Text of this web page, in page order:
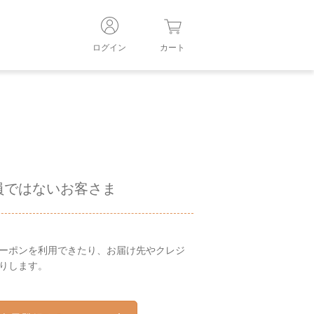
ログイン カート
ではないお客さま
ポンを利用できたり、お届け先やクレジ
します。